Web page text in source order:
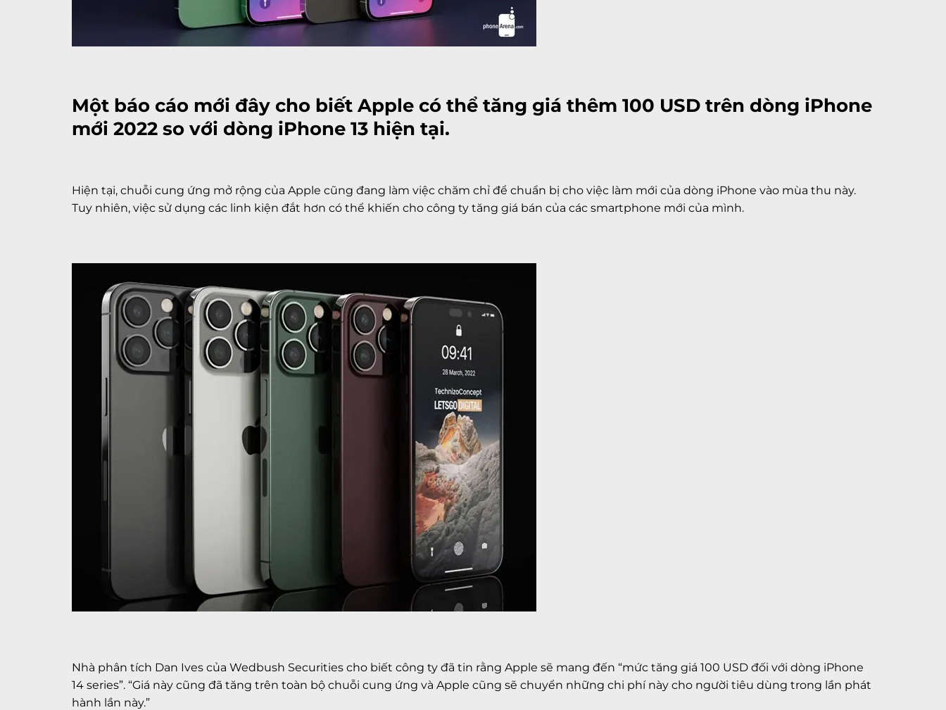
Một báo cáo mới đây cho biết Apple có thể tăng giá thêm 100 USD trên dòng iPhone
mới 2022 so với dòng iPhone 13 hiện tại.
Hiện tại, chuỗi cung ứng mở rộng của Apple cũng đang làm việc chăm chỉ để chuẩn bị cho việc làm mới của dòng iPhone vào mùa thu này.
Tuy nhiên, việc sử dụng các linh kiện đắt hơn có thể khiến cho công ty tăng giá bán của các smartphone mới của mình.
Nhà phân tích Dan Ives của Wedbush Securities cho biết công ty đã tin rằng Apple sẽ mang đến “mức tăng giá 100 USD đối với dòng iPhone
14 series”. “Giá này cũng đã tăng trên toàn bộ chuỗi cung ứng và Apple cũng sẽ chuyển những chi phí này cho người tiêu dùng trong lần phát
hành lần này.”